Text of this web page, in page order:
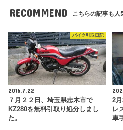
RECOMMEND こちらの記事も人
バイク引取日記
2016.7.22
７月２２日、埼玉県志木市で
KZ280を無料引取り処分しまし
た。
2
レ
車